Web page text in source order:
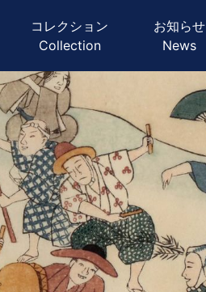
ション
コレクション
Collection
お知らせ
News